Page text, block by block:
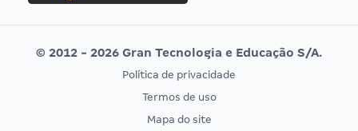
Editais publicados
Vunesp
CONCURSOS POR PROFISSÃO
EXAME DE ORDEM
© 2012 - 2026 Gran Tecnologia e Educação S/A.
Política de privacidade
Termos de uso
Mapa do site